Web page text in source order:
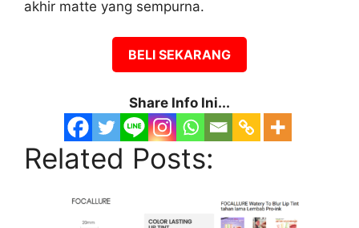
akhir matte yang sempurna.
BELI SEKARANG
Share Info Ini...
Related Posts: